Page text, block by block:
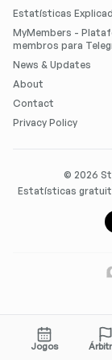
Estatísticas
MyMembers -
membros para
News & Updates
About
Contact
Privacy Policy
© 2026
Estatísticas
Jogos